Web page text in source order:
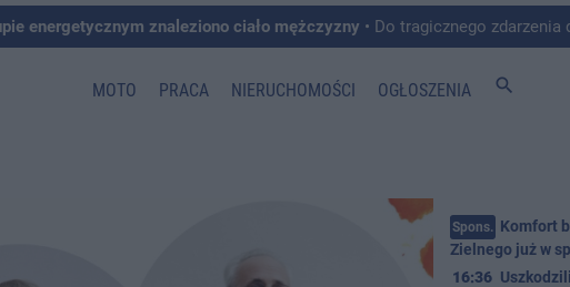
energetycznym znaleziono ciało mężczyzny • Do tragicznego zdarzenia doszło w środę rano w okolicach
MOTO PRACA NIERUCHOMOŚCI OGŁOSZENIA search
Spons. Komfort
Zielnego już w
16:36